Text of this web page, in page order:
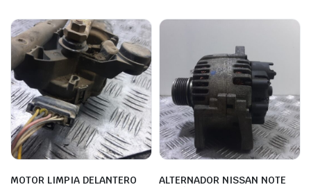
MOTOR LIMPIA DELANTERO
ALTERNADOR NISSAN NOTE